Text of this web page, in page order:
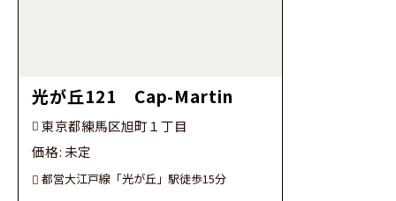
光が丘121 Cap-Martin
東京都練馬区旭町１丁目
価格: 未定
都営大江戸線「光が丘」駅徒歩15分